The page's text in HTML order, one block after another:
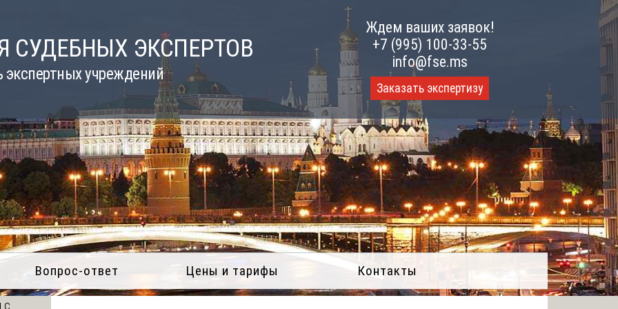
СУДЕБНЫХ ЭКСПЕРТОВ
экспертных учреждений
Ждем ваших заявок!
+7 (995) 100-33-55
info@fse.ms
Заказать экспертизу
Вопрос-ответ Цены и тарифы Контакты
с